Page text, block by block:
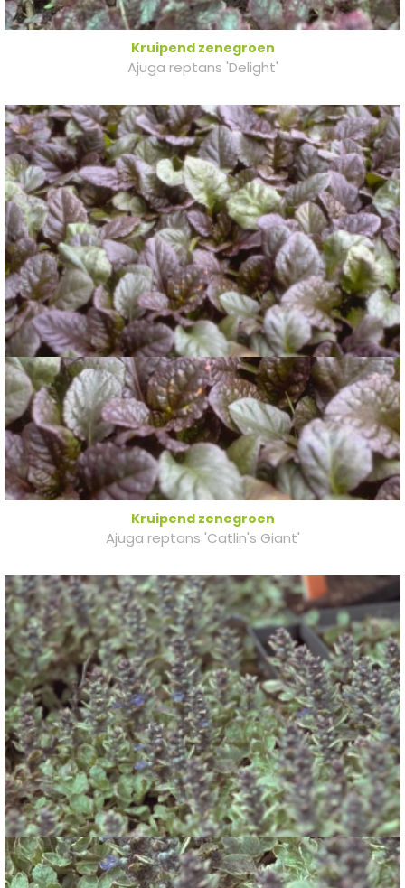
Kruipend zenegroen
Ajuga reptans 'Delight'
Kruipend zenegroen
Ajuga reptans 'Catlin's Giant'